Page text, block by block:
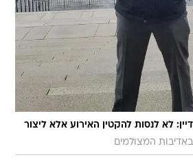
לא לנסות להקטין האירוע אלא ליצור
באדיבות המצולמים